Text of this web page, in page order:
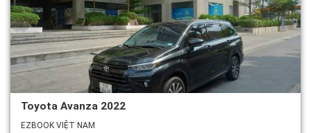
Toyota Avanza 2022
EZBOOK VIỆT NAM